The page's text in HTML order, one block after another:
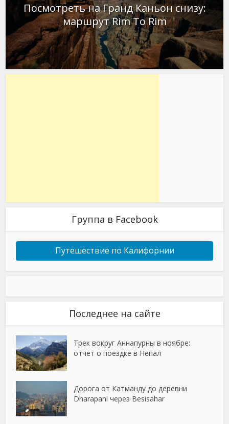
Посмотреть на Гранд Каньон снизу:
маршрут Rim To Rim
Группа в Facebook
Путешествие по Калифорнии
Последнее на сайте
Трек вокруг Аннапурны в ноябре:
отчет о поездке в Непал
Дорога от Катманду до деревни
Dharapani через Besisahar